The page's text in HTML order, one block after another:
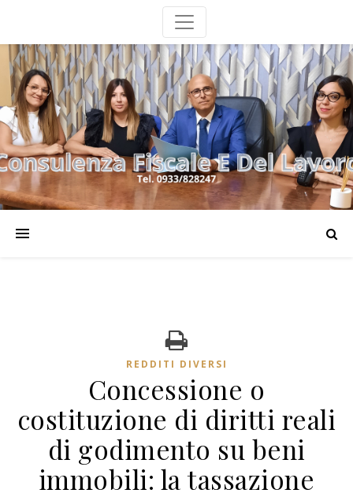
REDDITI DIVERSI
Concessione o
costituzione di diritti reali
di godimento su beni
immobili: la tassazione